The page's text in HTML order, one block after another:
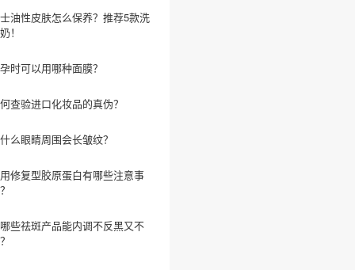
油性皮肤怎么保养？推荐5款洗
！
时可以用哪种面膜？
查验进口化妆品的真伪？
么眼睛周围会长皱纹？
修复型胶原蛋白有哪些注意事
些祛斑产品能内调不反黑又不